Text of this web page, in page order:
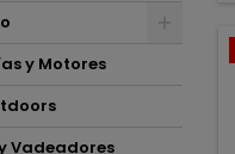
y Motores
Vadeadores